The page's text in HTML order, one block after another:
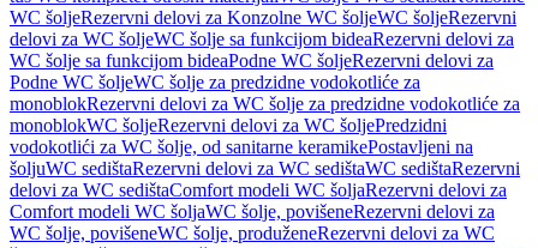
WC šoljeRezervni delovi za Konzolne WC šoljeWC šoljeRezervni
delovi za WC šoljeWC šolje sa funkcijom bideaRezervni delovi za
WC šolje sa funkcijom bideaPodne WC šoljeRezervni delovi za
Podne WC šoljeWC šolje za predzidne vodokotliće za
monoblokRezervni delovi za WC šolje za predzidne vodokotliće za
monoblokWC šoljeRezervni delovi za WC šoljePredzidni
vodokotlići za WC šolje, od sanitarne keramikePostavljeni na
šoljuWC sedištaRezervni delovi za WC sedištaWC sedištaRezervni
delovi za WC sedištaComfort modeli WC šoljaRezervni delovi za
Comfort modeli WC šoljaWC šolje, povišeneRezervni delovi za
WC šolje, povišeneWC šolje, produženeRezervni delovi za WC